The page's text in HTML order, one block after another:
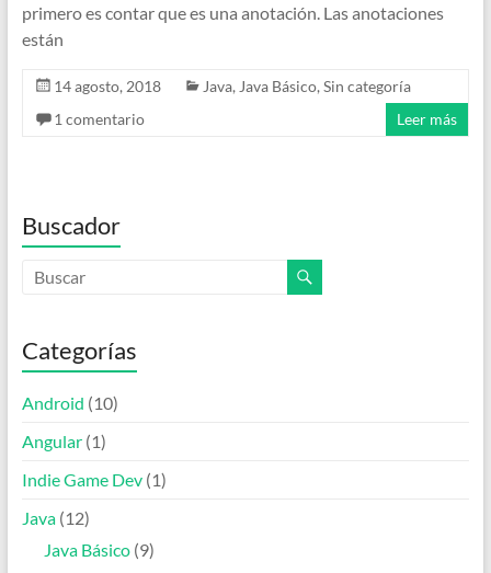
primero es contar que es una anotación. Las anotaciones
están
14 agosto, 2018 Java, Java Básico, Sin categoría
1 comentario
Leer más
Buscador
Categorías
Android (10)
Angular(1)
Indie Game Dev(1)
Java(12)
Java Básico(9)